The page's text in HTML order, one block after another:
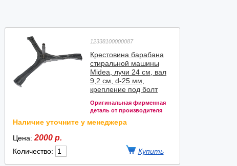
12338100000087
Крестовина барабана
стиральной машины
Midea, лучи 24 см, вал
9,2 см, d-25 мм,
крепление под болт
Оригинальная фирменная
деталь от производителя
Наличие уточните у менеджера
Цена: 2000 р.
Количество: